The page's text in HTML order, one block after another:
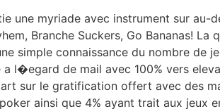
myriade avec instrument sur au-
Branche Suckers, Go Bananas!
simple connaissance du nombre de
l�egard de mail avec 100% vers
sur le gratification offert avec des
ainsi que 4% ayant trait aux jeux